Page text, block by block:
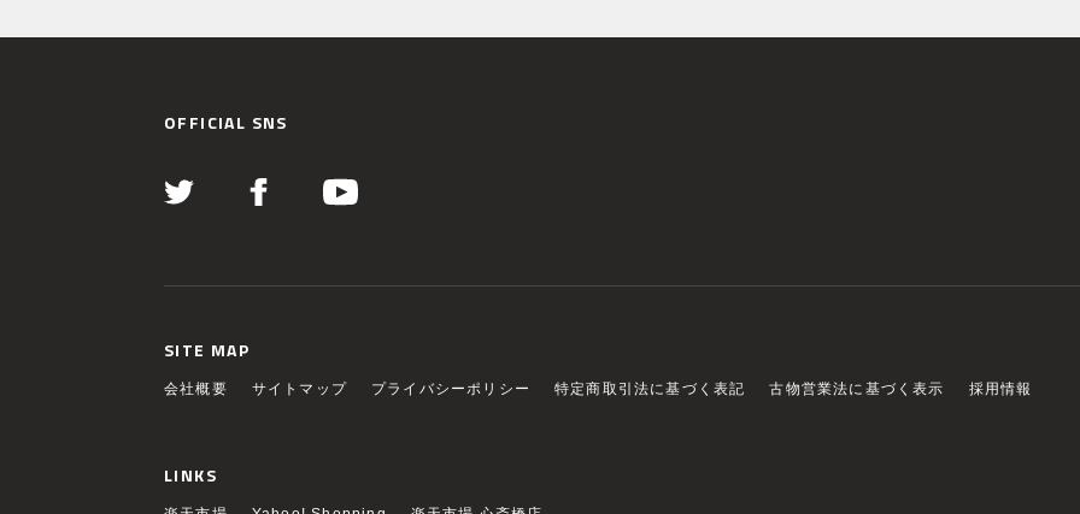
OFFICIAL SNS
SITE MAP
会社概要 サイトマップ プライバシーポリシー 特定商取引法に基づく表記 古物営業法に基づく表示 採用情報
LINKS